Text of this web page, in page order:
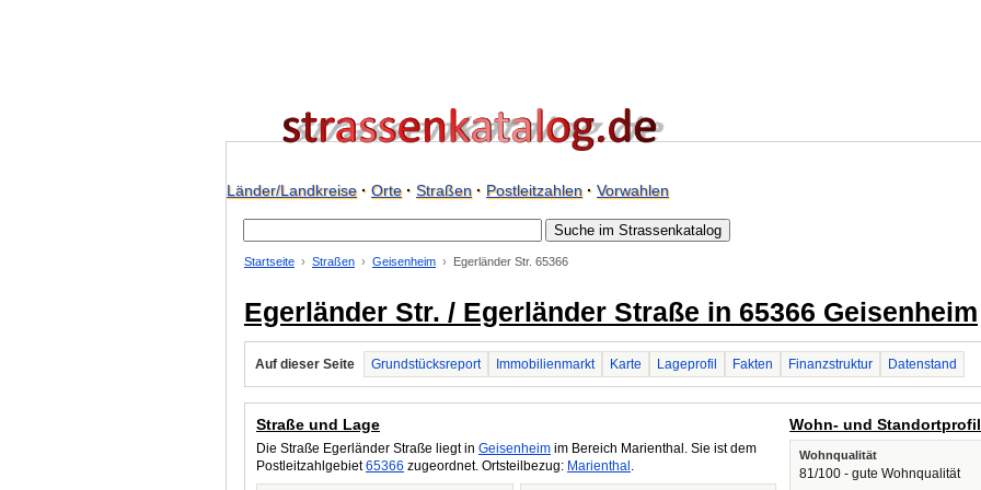
Länder/Landkreise· Orte· Straßen· Postleitzahlen· Vorwahlen
Startseite Straßen Geisenheim Egerländer Str. 65366
Egerländer Str. / Egerländer Straße in 65366 Geisenheim
Auf dieser Seite Grundstücksreport Immobilienmarkt Karte Lageprofil Fakten Finanzstruktur Datenstand
Straße und Lage
Die Straße Egerländer Straße liegt in Geisenheim im Bereich Marienthal. Sie ist dem
Postleitzahlgebiet65366 zugeordnet. Ortsteilbezug: Marienthal .
Wohn- und Standortprofil
Wohnqualität
81/100 - gute Wohnqualität